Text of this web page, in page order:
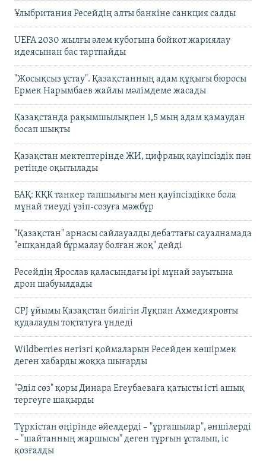
Ұлыбритания Ресейдің алты банкіне санкция салды
UEFA 2030 жылғы әлем кубогына бойкот жариялау
идеясынан бас тартпайды
"Жосықсыз ұстау". Қазақстанның адам құқығы бюросы
Ермек Нарымбаев жайлы мәлімдеме жасады
Қазақстанда рақымшылықпен 1,5 мың адам қамаудан
босап шықты
Қазақстан мектептерінде ЖИ, цифрлық қауіпсіздік пән
ретінде оқытылады
БАҚ: КҚК танкер тапшылығы мен қауіпсіздікке бола
мұнай тиеуді үзіп-созуға мәжбүр
"Қазақстан" арнасы сайлауалды дебаттағы сауалнамада
"ешқандай бұрмалау болған жоқ" дейді
Ресейдің Ярослав қаласындағы ірі мұнай зауытына
дрон шабуылдады
CPJ ұйымы Қазақстан билігін Лұқпан Ахмедияровты
қудалауды тоқтатуға үндеді
Wildberries негізгі қоймаларын Ресейден көшірмек
деген хабарды жоққа шығарды
"Әділ сөз" қоры Динара Егеубаеваға қатысты істі ашық
тергеуге шақырды
Түркістан өңірінде әйелдерді – "ұрғашылар", әншілерді
– "шайтанның жаршысы" деген тұрғын ұсталып, іс
қозғалды